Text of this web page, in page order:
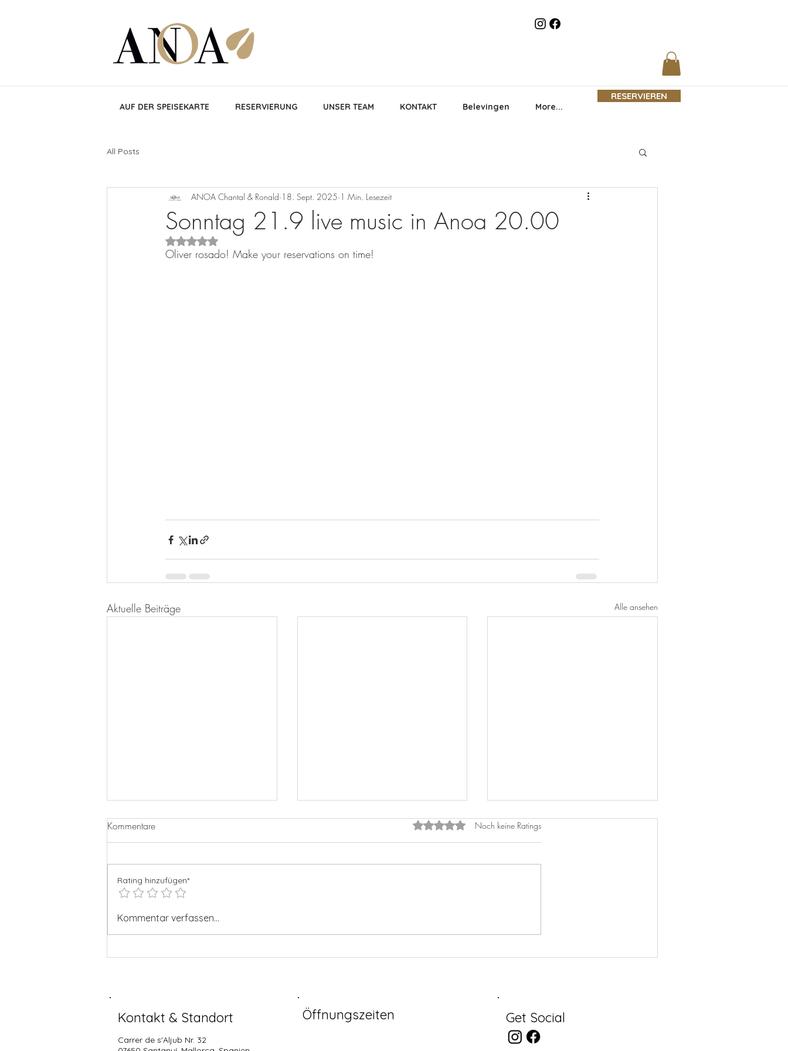
AUF DER SPEISEKARTE RESERVIERUNG UNSER TEAM KONTAKT Belevingen More...
RESERVIEREN
All Posts
Sonntag 21.9 live music in Anoa 20.00
ANOA Chantal & Ronald 18. Sept. 2025 1 Min. Lesezeit
Mit NaN von 5 Sternen bewertet.
Oliver rosado! Make your reservations on time!
Aktuelle Beiträge Alle ansehen
KÜCHE HEUTE BIS 21.00!!⚽️
Calamaris
Kommentare Mit 0 von 5 Sternen bewertet.
Noch keine Ratings
Rating hinzufügen*
Kommentar verfassen...
Kontakt & Standort
Carrer de s'Aljub Nr. 32
Öffnungszeiten Get Social